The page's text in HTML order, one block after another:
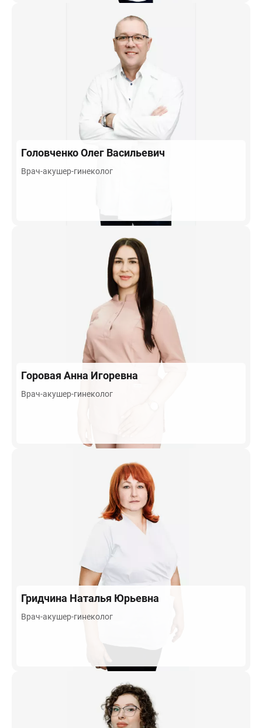
ГоловченкоОлег Васильевич
Врач-акушер-гинеколог
Горовая Анна Игоревна
Врач-акушер-гинеколог
Гридчина Наталья Юрьевна
Врач-акушер-гинеколог